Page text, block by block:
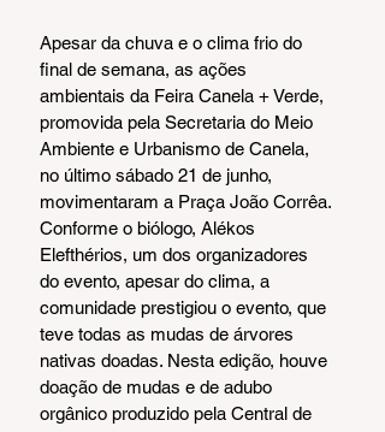
Apesar da chuva e o clima frio do
final de semana, as ações
ambientais da Feira Canela + Verde,
promovida pela Secretaria do Meio
Ambiente e Urbanismo de Canela,
no último sábado 21 de junho,
movimentaram a Praça João Corrêa.
Conforme o biólogo, Alékos
Elefthérios, um dos organizadores
do evento, apesar do clima, a
comunidade prestigiou o evento, que
teve todas as mudas de árvores
nativas doadas. Nesta edição, houve
doação de mudas e de adubo
orgânico produzido pela Central de